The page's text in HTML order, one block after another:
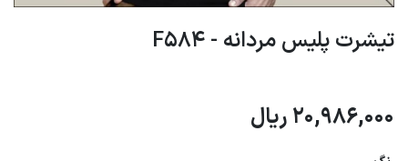
تیشرت پلیس مردانه - F584
20,986,000 ریال